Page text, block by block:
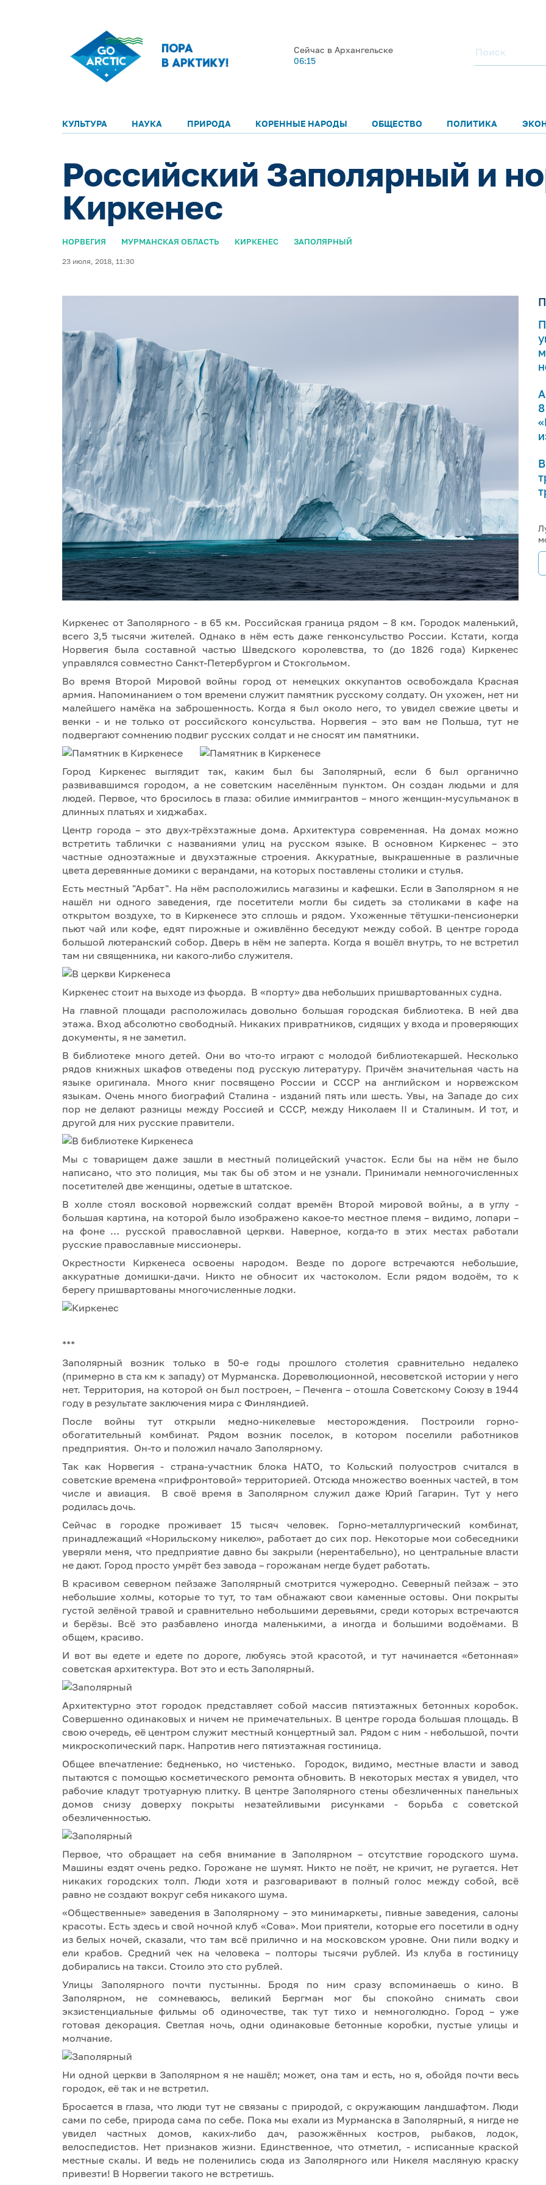
Сейчас в Архангельске
06:15
КУЛЬТУРА НАУКА ПРИРОДА КОРЕННЫЕ НАРОДЫ ОБЩЕСТВО ПОЛИТИКА
Российский Заполярный и
Киркенес
НОРВЕГИЯ МУРМАНСКАЯ ОБЛАСТЬ КИРКЕНЕС ЗАПОЛЯРНЫЙ
23 июля, 2018, 11:30
Киркенес от Заполярного - в 65 км. Российская граница рядом – 8 км. Городок маленький,
всего 3,5 тысячи жителей. Однако в нём есть даже генконсульство России. Кстати, когда
Норвегия была составной частью Шведского королевства, то (до 1826 года) Киркенес
управлялся совместно Санкт-Петербургом и Стокгольмом.
Во время Второй Мировой войны город от немецких оккупантов освобождала Красная
армия. Напоминанием о том времени служит памятник русскому солдату. Он ухожен, нет ни
малейшего намёка на заброшенность. Когда я был около него, то увидел свежие цветы и
венки - и не только от российского консульства. Норвегия – это вам не Польша, тут не
подвергают сомнению подвиг русских солдат и не сносят им памятники.
Город Киркенес выглядит так, каким был бы Заполярный, если б был органично
развивавшимся городом, а не советским населённым пунктом. Он создан людьми и для
людей. Первое, что бросилось в глаза: обилие иммигрантов – много женщин-мусульманок в
длинных платьях и хиджабах.
Центр города – это двух-трёхэтажные дома. Архитектура современная. На домах можно
встретить таблички с названиями улиц на русском языке. В основном Киркенес – это
частные одноэтажные и двухэтажные строения. Аккуратные, выкрашенные в различные
цвета деревянные домики с верандами, на которых поставлены столики и стулья.
Есть местный "Арбат". На нём расположились магазины и кафешки. Если в Заполярном я не
нашёл ни одного заведения, где посетители могли бы сидеть за столиками в кафе на
открытом воздухе, то в Киркенесе это сплошь и рядом. Ухоженные тётушки-пенсионерки
пьют чай или кофе, едят пирожные и оживлённо беседуют между собой. В центре города
большой лютеранский собор. Дверь в нём не заперта. Когда я вошёл внутрь, то не встретил
там ни священника, ни какого-либо служителя.
Киркенес стоит на выходе из фьорда. В «порту» два небольших пришвартованных судна.
На главной площади расположилась довольно большая городская библиотека. В ней два
этажа. Вход абсолютно свободный. Никаких привратников, сидящих у входа и проверяющих
документы, я не заметил.
В библиотеке много детей. Они во что-то играют с молодой библиотекаршей. Несколько
рядов книжных шкафов отведены под русскую литературу. Причём значительная часть на
языке оригинала. Много книг посвящено России и СССР на английском и норвежском
языкам. Очень много биографий Сталина - изданий пять или шесть. Увы, на Западе до сих
пор не делают разницы между Россией и СССР, между Николаем II и Сталиным. И тот, и
другой для них русские правители.
Мы с товарищем даже зашли в местный полицейский участок. Если бы на нём не было
написано, что это полиция, мы так бы об этом и не узнали. Принимали немногочисленных
посетителей две женщины, одетые в штатское.
В холле стоял восковой норвежский солдат времён Второй мировой войны, а в углу -
большая картина, на которой было изображено какое-то местное племя – видимо, лопари –
на фоне … русской православной церкви. Наверное, когда-то в этих местах работали
русские православные миссионеры.
Окрестности Киркенеса освоены народом. Везде по дороге встречаются небольшие,
аккуратные домишки-дачи. Никто не обносит их частоколом. Если рядом водоём, то к
берегу пришвартованы многочисленные лодки.
***
Заполярный возник только в 50-е годы прошлого столетия сравнительно недалеко
(примерно в ста км к западу) от Мурманска. Дореволюционной, несоветской истории у него
нет. Территория, на которой он был построен, – Печенга – отошла Советскому Союзу в 1944
году в результате заключения мира с Финляндией.
После войны тут открыли медно-никелевые месторождения. Построили горно-
обогатительный комбинат. Рядом возник поселок, в котором поселили работников
предприятия. Он-то и положил начало Заполярному.
Так как Норвегия - страна-участник блока НАТО, то Кольский полуостров считался в
советские времена «прифронтовой» территорией. Отсюда множество военных частей, в том
числе и авиация. В своё время в Заполярном служил даже Юрий Гагарин. Тут у него
родилась дочь.
Сейчас в городке проживает 15 тысяч человек. Горно-металлургический комбинат,
принадлежащий «Норильскому никелю», работает до сих пор. Некоторые мои собеседники
уверяли меня, что предприятие давно бы закрыли (нерентабельно), но центральные власти
не дают. Город просто умрёт без завода – горожанам негде будет работать.
В красивом северном пейзаже Заполярный смотрится чужеродно. Северный пейзаж – это
небольшие холмы, которые то тут, то там обнажают свои каменные остовы. Они покрыты
густой зелёной травой и сравнительно небольшими деревьями, среди которых встречаются
и берёзы. Всё это разбавлено иногда маленькими, а иногда и большими водоёмами. В
общем, красиво.
И вот вы едете и едете по дороге, любуясь этой красотой, и тут начинается «бетонная»
советская архитектура. Вот это и есть Заполярный.
Архитектурно этот городок представляет собой массив пятиэтажных бетонных коробок.
Совершенно одинаковых и ничем не примечательных. В центре города большая площадь. В
свою очередь, её центром служит местный концертный зал. Рядом с ним - небольшой, почти
микроскопический парк. Напротив него пятиэтажная гостиница.
Общее впечатление: бедненько, но чистенько. Городок, видимо, местные власти и завод
пытаются с помощью косметического ремонта обновить. В некоторых местах я увидел, что
рабочие кладут тротуарную плитку. В центре Заполярного стены обезличенных панельных
домов снизу доверху покрыты незатейливыми рисунками - борьба с советской
обезличенностью.
Первое, что обращает на себя внимание в Заполярном – отсутствие городского шума.
Машины ездят очень редко. Горожане не шумят. Никто не поёт, не кричит, не ругается. Нет
никаких городских толп. Люди хотя и разговаривают в полный голос между собой, всё
равно не создают вокруг себя никакого шума.
«Общественные» заведения в Заполярному – это минимаркеты, пивные заведения, салоны
красоты. Есть здесь и свой ночной клуб «Сова». Мои приятели, которые его посетили в одну
из белых ночей, сказали, что там всё прилично и на московском уровне. Они пили водку и
ели крабов. Средний чек на человека – полторы тысячи рублей. Из клуба в гостиницу
добирались на такси. Стоило это сто рублей.
Улицы Заполярного почти пустынны. Бродя по ним сразу вспоминаешь о кино. В
Заполярном, не сомневаюсь, великий Бергман мог бы спокойно снимать свои
экзистенциальные фильмы об одиночестве, так тут тихо и немноголюдно. Город – уже
готовая декорация. Светлая ночь, одни одинаковые бетонные коробки, пустые улицы и
молчание.
Ни одной церкви в Заполярном я не нашёл; может, она там и есть, но я, обойдя почти весь
городок, её так и не встретил.
Бросается в глаза, что люди тут не связаны с природой, с окружающим ландшафтом. Люди
сами по себе, природа сама по себе. Пока мы ехали из Мурманска в Заполярный, я нигде не
увидел частных домов, каких-либо дач, разожжённых костров, рыбаков, лодок,
велоспедистов. Нет признаков жизни. Единственное, что отметил, - исписанные краской
местные скалы. И ведь не поленились сюда из Заполярного или Никеля масляную краску
привезти! В Норвегии такого не встретишь.